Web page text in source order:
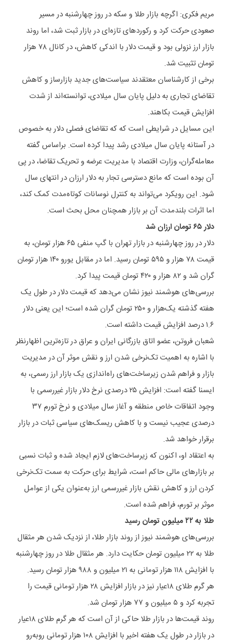
مریم فکری: اگرچه بازار طلا و سکه در روز چهارشنبه در مسیر
صعودی حرکت کرد و رکوردهای تازه‌ای در بازار ثبت شد، اما روند
بازار ارز نزولی بود و قیمت دلار با اندکی کاهش، در کانال ۷۸ هزار
تومان تثبیت شد.
برخی از کارشناسان معتقدند سیاست‌های جدید بازارساز و کاهش
تقاضای تجاری به دلیل پایان سال میلادی، توانسته‌اند از شدت
افزایش قیمت بکاهند.
این مسایل در شرایطی است که که تقاضای فصلی دلار به خصوص
در آستانه پایان سال میلادی رشد پیدا کرده است. براساس گفته
معامله‌گران، وزارت اقتصاد با مدیریت عرضه و تحریک تقاضا، در پی
آن بوده است که مانع دسترسی تجار به دلار ارزان در انتهای سال
شود. این رویکرد می‌تواند به کنترل نوسانات کوتاه‌مدت کمک کند،
اما اثرات بلندمدت آن بر بازار همچنان محل بحث است.
دلار ۶۵ تومان ارزان شد
دلار در روز چهارشنبه در بازار تهران با گپ منفی ۶۵ هزار تومان، به
قیمت ۷۸ هزار و ۵۹۵ تومان رسید. اما در مقابل یورو ۱۴۰ هزار تومان
گران شد و ۸۲ هزار و ۴۲۰ تومان قیمت پیدا کرد.
بررسی‌های هوشمند نیوز نشان می‌دهد که قیمت دلار در طول یک
هفته گذشته یک‌هزار و ۲۵۰ تومان گران شده است؛ این یعنی دلار
۱.۶ درصد افزایش قیمت داشته است.
شعبان فروتن، عضو اتاق بازرگانی ایران و عراق در تازه‌ترین اظهارنظر
با اشاره به اهمیت تک‌نرخی شدن ارز و نقش موثر آن در مدیریت
بازار و فراهم شدن زیرساخت‌های راه‌اندازی یک بازار ارز رسمی، به
ایسنا گفته است: افزایش ۲۵ درصدی نرخ دلار بازار غیررسمی با
وجود اتفاقات خاص منطقه و آغاز سال میلادی و نرخ تورم ۳۷
درصدی عجیب نیست و با کاهش ریسک‌های سیاسی ثبات در بازار
برقرار خواهد شد.
به اعتقاد او، اکنون که زیرساخت‌های لازم ایجاد شده و ثبات نسبی
بر بازارهای مالی حاکم است، شرایط برای حرکت به سمت تک‌نرخی
کردن ارز و کاهش نقش بازار غیررسمی ارز به‌عنوان یکی از عوامل
موثر بر تورم، فراهم شده است.
طلا به ۲۲ میلیون تومان رسید
بررسی‌های هوشمند نیوز از روند بازار طلا، از نزدیک شدن هر مثقال
طلا به ۲۲ میلیون تومان حکایت دارد. هر مثقال طلا در روز چهارشنبه
با افزایش ۱۱۸ هزار تومانی به ۲۱ میلیون و ۹۸۸ هزار تومان رسید.
هر گرم طلای ۱۸عیار نیز در بازار افزایش ۲۸ هزار تومانی قیمت را
تجربه کرد و ۵ میلیون و ۷۷ هزار تومان شد.
روند قیمت‌ها در بازار طلا حاکی از آن است که هر گرم طلای ۱۸عیار
در بازار در طول یک هفته اخیر با افزایش ۱۰۸ هزار تومانی روبه‌رو